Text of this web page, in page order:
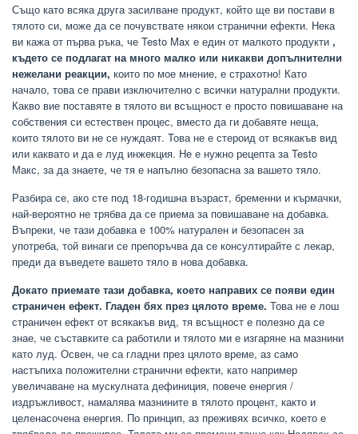
Също като всяка друга засилване продукт, който ще ви постави в
тялото си, може да се почувствате някои странични ефекти. Нека
ви кажа от първа ръка, че Testo Max е един от малкото продукти ,
където се подлагат на много малко или никакви допълнителни
нежелани реакции, които по мое мнение, е страхотно! Като
начало, това се прави изключително с всички натурални продукти.
Какво вие поставяте в тялото ви всъщност е просто повишаване на
собствения си естествен процес, вместо да ги добавяте неща,
които тялото ви не се нуждаят. Това не е стероид от всякакъв вид
или каквато и да е луд инжекция. Не е нужно рецепта за Testo
Макс, за да знаете, че тя е напълно безопасна за вашето тяло.
Разбира се, ако сте под 18-годишна възраст, бременни и кърмачки,
най-вероятно не трябва да се приема за повишаване на добавка.
Въпреки, че тази добавка е 100% натурален и безопасен за
употреба, той винаги се препоръчва да се консултирайте с лекар,
преди да въведете вашето тяло в нова добавка.
Докато приемате тази добавка, което направих се появи един
страничен ефект. Гладен бях през цялото време. Това не е лош
страничен ефект от всякакъв вид, тя всъщност е полезно да се
знае, че съставките са работили и тялото ми е изгаряне на мазнини
като луд. Освен, че са гладни през цялото време, аз само
настъпиха положителни странични ефекти, като например
увеличаване на мускулната дефиниция, повече енергия /
издръжливост, намалява мазнините в тялото процент, както и
целенасочена енергия. По принцип, аз преживях всичко, което е